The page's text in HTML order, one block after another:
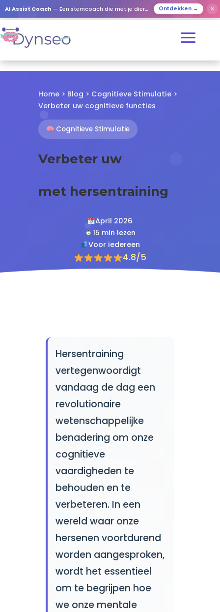
AI Assist Coach — Een stemcoach die met je dierbaren speelt Ontdekken → ✕
Home > Blog > Cognitieve Stimulatie >
Verbeter uw cognitieve functies
Cognitieve Stimulatie
Verbeter uw
met hersentraining
April 2026
15 min lezen
Voor iedereen
4.8/5
Hersentraining
vertegenwoordigt
vandaag de dag een
revolutionaire
wetenschappelijke
benadering om onze
cognitieve
vaardigheden te
behouden en te
verbeteren. In een
wereld waar onze
hersenen voortdurend
worden aangesproken,
wordt het essentieel
om te begrijpen hoe
we onze mentale